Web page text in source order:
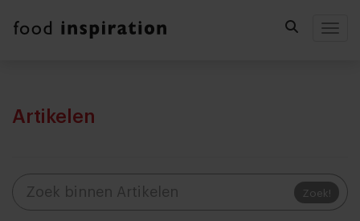
Artikelen
Zoek!